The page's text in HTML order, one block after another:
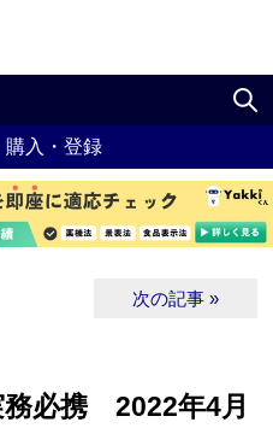
購入・登録
次の記事 »
務必携 2022年4月